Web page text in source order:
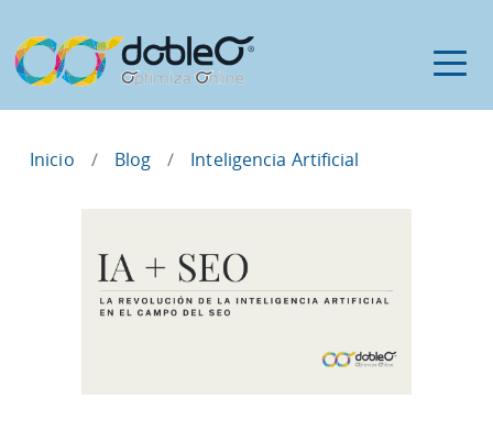
Inicio Blog Inteligencia Artificial